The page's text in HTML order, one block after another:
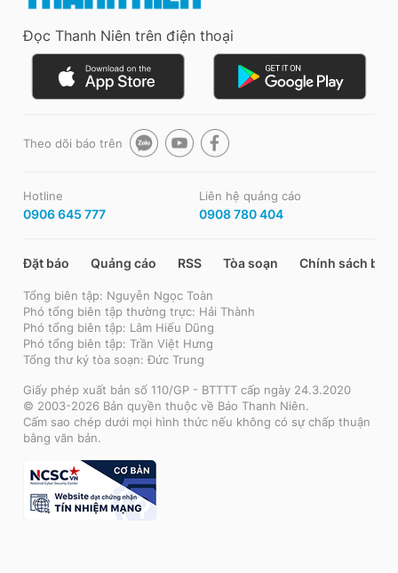
Đọc Thanh Niên trên điện thoại
Theo dõi báo trên
Hotline
0906 645 777
Liên hệ quảng cáo
0908 780 404
Đặt báo Quảng cáo RSS Tòa soạn Chính sách bảo
Tổng biên tập: Nguyễn Ngọc Toàn
Phó tổng biên tập thường trực: Hải Thành
Phó tổng biên tập: Lâm Hiếu Dũng
Phó tổng biên tập: Trần Việt Hưng
Tổng thư ký tòa soạn: Đức Trung
Giấy phép xuất bản số 110/GP - BTTTT cấp ngày 24.3.2020
© 2003-2026 Bản quyền thuộc về Báo Thanh Niên.
Cấm sao chép dưới mọi hình thức nếu không có sự chấp thuận
bằng văn bản.